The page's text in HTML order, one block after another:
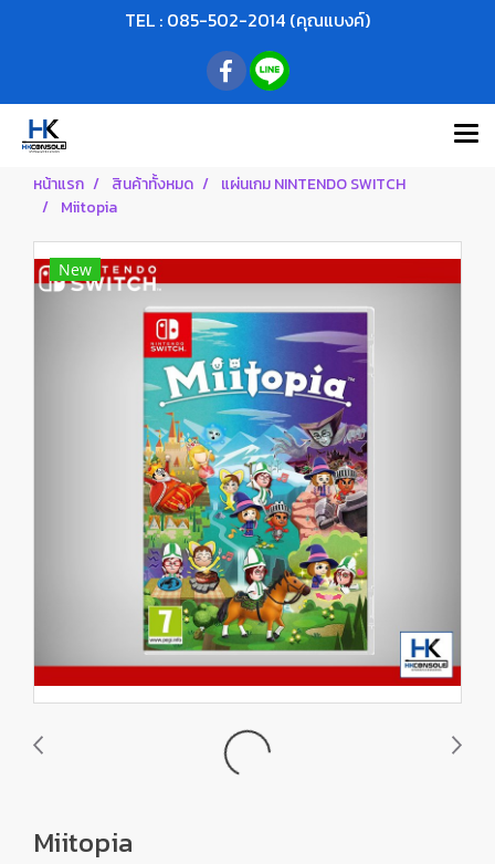
TEL : 085-502-2014 (คุณแบงค์)
หน้าแรก สินค้าทั้งหมด
แผ่นเกม NINTENDO SWITCH
Miitopia
New
Miitopia